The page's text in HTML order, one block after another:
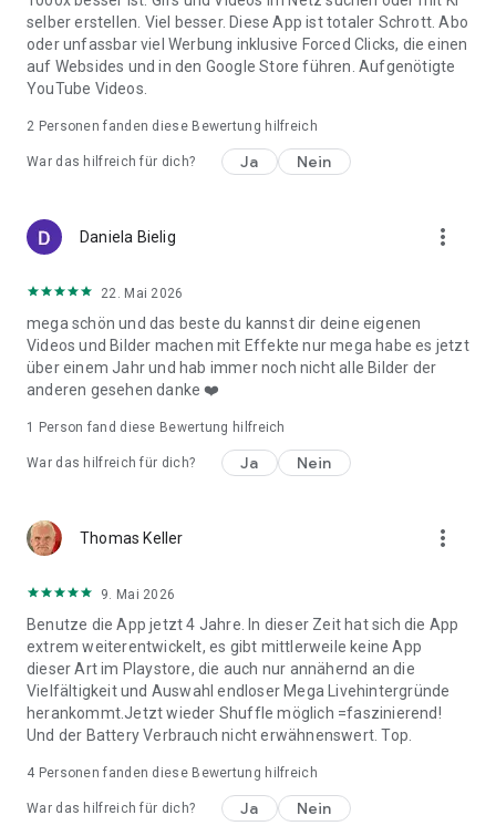
um Ihr Gerät spannend zu halten. Entdecken Sie coole
Hintergrundbilder und künstlerische Tapetendesigns, die die
Personalisierung Ihres Telefons neu definieren.
die Innovationen zum Leben erwecken. Teilen Sie Ihre
individuellen Designs, nehmen Sie an täglichen
Herausforderungen teil und erkunden Sie die Welt voller
bis hin zu saisonalen Favoriten bietet die App einen Raum für
Kreativität und Zusammenarbeit. Egal, ob Sie futuristisches
Möglichkeiten sind endlos und Ihr Bildschirm wird sich immer
Erleben Sie fortschrittliche Anpassungstools, die über das
Übliche hinausgehen. Erstellen Sie interaktive 3D-Live-
Hintergründe, entdecken Sie hochwertige Live-Hintergründe
und erweitern Sie Ihr Gerät mit interaktiven Funktionen.
bis hin zu eleganten kostenlosen Hintergrundbildern, um Ihr
brauchen, um Ihren Bildschirm zu verwandeln.
wie Autotapeten, ruhigen Naturhintergründen und animierten
Parallaxeneffekten. Genießen Sie Kategorien wie coole
Hintergrundbilder und dynamische Themen, die Ihren
Bildschirm frisch und aufregend halten. Ob Arbeit,
Entspannung oder Unterhaltung – diese App stellt sicher,
dass jedes Detail Ihre Persönlichkeit und Ihren Stil
widerspiegelt.
selber erstellen. Viel besser. Diese App ist totaler Schrott. Abo
oder unfassbar viel Werbung inklusive Forced Clicks, die einen
auf Websides und in den Google Store führen. Aufgenötigte
YouTube Videos.
2 Personen fanden diese Bewertung hilfreich
War das hilfreich für dich? Ja Nein
Daniela Bielig more_vert
22. Mai 2026
mega schön und das beste du kannst dir deine eigenen
Videos und Bilder machen mit Effekte nur mega habe es jetzt
über einem Jahr und hab immer noch nicht alle Bilder der
anderen gesehen danke ❤️
1 Person fand diese Bewertung hilfreich
War das hilfreich für dich? Ja Nein
Thomas Keller more_vert
9. Mai 2026
Benutze die App jetzt 4 Jahre. In dieser Zeit hat sich die App
extrem weiterentwickelt, es gibt mittlerweile keine App
dieser Art im Playstore, die auch nur annähernd an die
Vielfältigkeit und Auswahl endloser Mega Livehintergründe
herankommt.Jetzt wieder Shuffle möglich =faszinierend!
Und der Battery Verbrauch nicht erwähnenswert. Top.
4 Personen fanden diese Bewertung hilfreich
War das hilfreich für dich? Ja Nein